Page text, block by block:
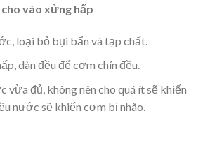
vào xửng hấp
loại bỏ bụi bẩn và tạp chất.
dàn đều để cơm chín đều.
vừa đủ, không nên cho quá ít sẽ khiến
nước sẽ khiến cơm bị nhão.